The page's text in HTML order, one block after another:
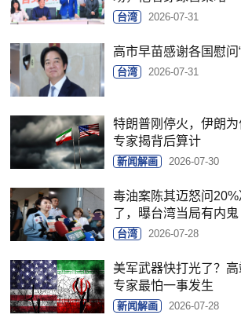
台湾 2026-07-31
高市早苗感谢各国慰问
台湾 2026-07-31
特朗普刚停火，伊朗为
专家揭背后算计
新闻解画 2026-07-30
毒油案陈其迈怒问
了，曝台湾当局有内鬼
台湾 2026-07-28
美军武器快打光了？高
专家最怕一事发生
新闻解画 2026-07-28